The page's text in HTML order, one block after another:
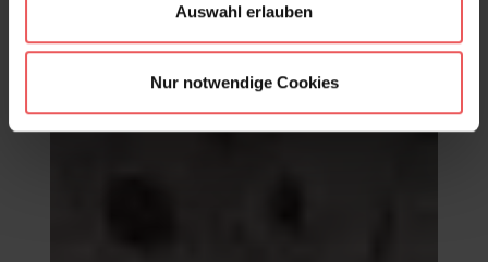
Auswahl erlauben
Nur notwendige Cookies